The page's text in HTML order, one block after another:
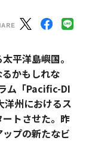
平洋島嶼国。
かもしれな
ム「Pacific-DI
洋州におけるス
トさせた。昨
プの新たなビ